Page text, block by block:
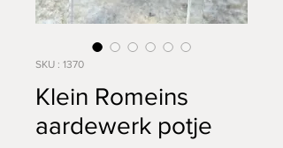
SKU : 1370
Klein Romeins
aardewerk potje